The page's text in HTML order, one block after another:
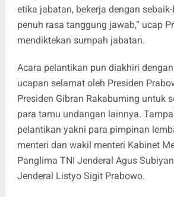
etika jabatan, bekerja dengan
penuh rasa tanggung jawab,” ucap
mendiktekan sumpah jabatan.
Acara pelantikan pun diakhiri
ucapan selamat oleh Presiden
Presiden Gibran Rakabuming untuk
para tamu undangan lainnya.
pelantikan yakni para pimpinan
menteri dan wakil menteri Kabinet
Panglima TNI Jenderal Agus
Jenderal Listyo Sigit Prabowo.